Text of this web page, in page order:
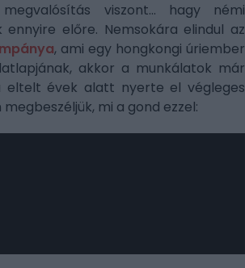
viszont... hagy némi
előre. Nemsokára elindul az
, ami egy hongkongi úriember
akkor a munkálatok már
eltelt évek alatt nyerte el végleges
mi a gond ezzel: